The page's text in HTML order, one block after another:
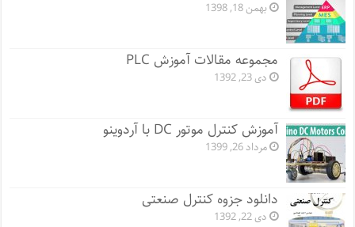
بهمن 18, 1398
مجموعه مقالات آموزش PLC
دی 23, 1392
آموزش کنترل موتور DC با آردوینو
مرداد 26, 1399
دانلود جزوه کنترل صنعتی
دی 22, 1392